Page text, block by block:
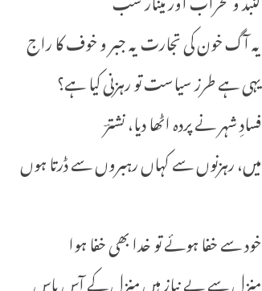
یہ آگ خون کی تجارت یہ جبر و خوف کا راج
یہی ہے طرز سیاست تو رہزنی کیا ہے؟
فسادِ شہر نے پردہ اٹھا دیا، نشترؔ
میں، رہزنوں سے کہاں رہبروں سے ڈرتا ہوں
خود سے خفا ہوئے تو خدا بھی خفا ہوا
منزل سے بے نیاز ہیں منزل کے آس پاس